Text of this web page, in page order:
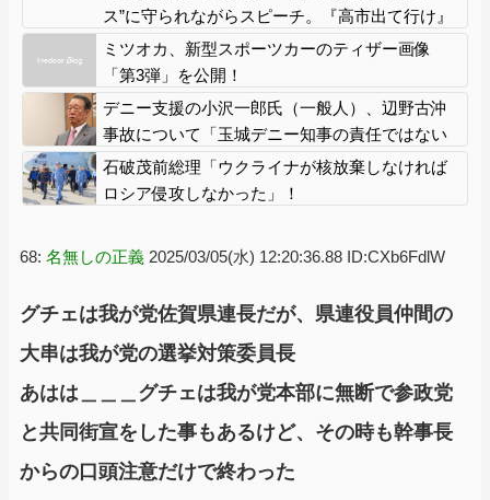
ス”に守られながらスピーチ。『高市出て行け』
の声も。そういう人が日本の総理」→ツッコミ
多数「石破さんの時からだよ」
ミツオカ、新型スポーツカーのティザー画像
「第3弾」を公開！
デニー支援の小沢一郎氏（一般人）、辺野古沖
事故について「玉城デニー知事の責任ではない
が、不幸な出来事を悪宣伝に利用する人がい
る」
石破茂前総理「ウクライナが核放棄しなければ
ロシア侵攻しなかった」！
68: 名無しの正義 2025/03/05(水) 12:20:36.88 ID:CXb6FdlW
グチェは我が党佐賀県連長だが、県連役員仲間の
大串は我が党の選挙対策委員長
あはは＿＿＿グチェは我が党本部に無断で参政党
と共同街宣をした事もあるけど、その時も幹事長
からの口頭注意だけで終わった